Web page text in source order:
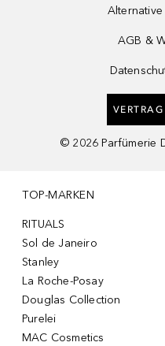
AGB &
© 2026 Parfümerie
TOP-MARKEN
RITUALS
Sol de Janeiro
Stanley
La Roche-Posay
Douglas Collection
Purelei
MAC Cosmetics